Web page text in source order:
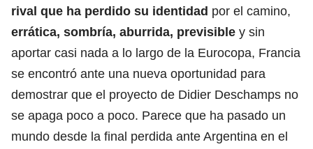
rival que ha perdido su identidad por el camino,
errática, sombría, aburrida, previsible y sin
aportar casi nada a lo largo de la Eurocopa, Francia
se encontró ante una nueva oportunidad para
demostrar que el proyecto de Didier Deschamps no
se apaga poco a poco. Parece que ha pasado un
mundo desde la final perdida ante Argentina en el